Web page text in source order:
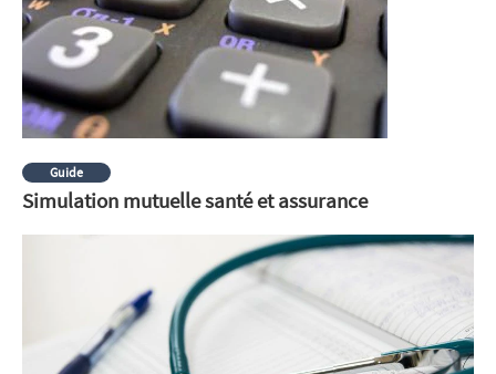
Guide
Simulation mutuelle santé et assurance